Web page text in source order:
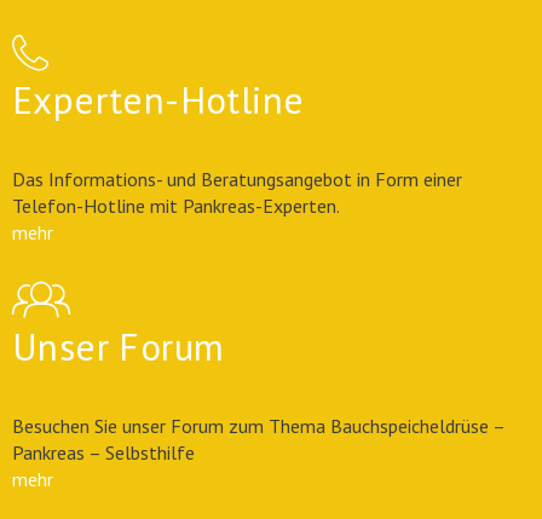
Experten-Hotline
Das Informations- und Beratungsangebot in Form einer
Telefon-Hotline mit Pankreas-Experten.
mehr
Unser Forum
Besuchen Sie unser Forum zum Thema Bauchspeicheldrüse –
Pankreas – Selbsthilfe
mehr